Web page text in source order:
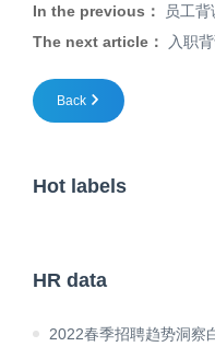
In the previous：
员工背
The next article：
入职
Back
Hot labels
HR data
2022春季招聘趋势洞察